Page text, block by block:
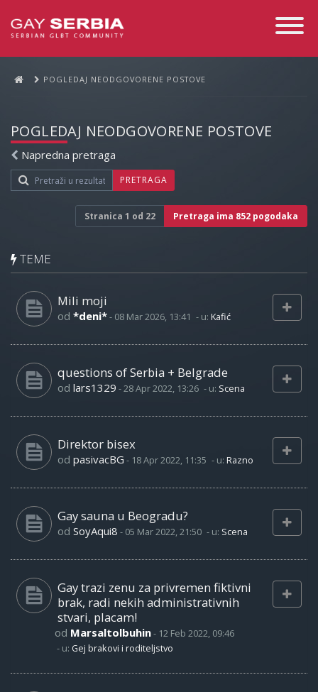
Toggle
POGLEDAJ NEODGOVORENE POSTOVE
POGLEDAJ NEODGOVORENE POSTOVE
Napredna pretraga
PRETRAGA
Stranica 1 od 22 Pretraga ima 852 pogodaka
TEME
Mili moji
od *deni*- 08 Mar 2026, 13:41 - u: Kafić
questions of Serbia + Belgrade
od lars1329 -28 Apr 2022, 13:26 - u: Scena
Direktor bisex
od pasivacBG - 18 Apr 2022, 11:35 - u: Razno
Gay sauna u Beogradu?
od SoyAqui8 - 05 Mar 2022, 21:50 - u: Scena
Gay trazi zenu za privremen fiktivni
brak, radi nekih administrativnih
stvari, placam!
od Marsaltolbuhin- 12 Feb 2022, 09:46
- u: Gej brakovi i roditeljstvo